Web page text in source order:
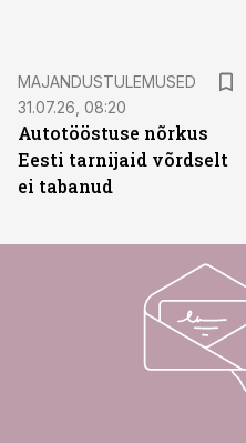
MAJANDUSTULEMUSED
31.07.26, 08:20
Autotööstuse nõrkus
Eesti tarnijaid võrdselt
ei tabanud